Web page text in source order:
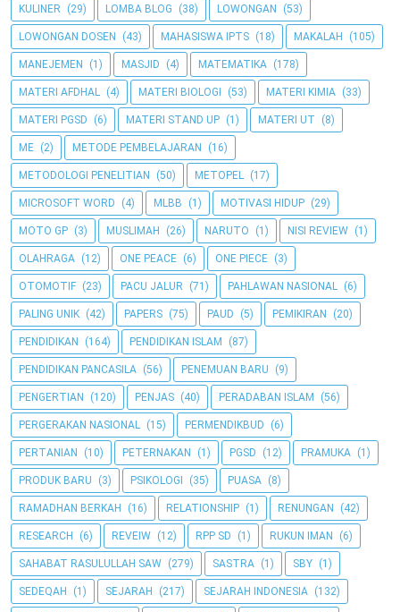
KULINER (29) LOMBA BLOG (38) LOWONGAN (53)
LOWONGAN DOSEN (43) MAHASISWA IPTS (18) MAKALAH (105)
MANEJEMEN (1) MASJID (4) MATEMATIKA (178)
MATERI AFDHAL (4) MATERI BIOLOGI (53) MATERI KIMIA (33)
MATERI PGSD (6) MATERI STAND UP (1) MATERI UT (8)
ME (2) METODE PEMBELAJARAN (16)
METODOLOGI PENELITIAN (50) METOPEL (17)
MICROSOFT WORD (4) MLBB (1) MOTIVASI HIDUP (29)
MOTO GP (3) MUSLIMAH (26) NARUTO (1) NISI REVIEW (1)
OLAHRAGA (12) ONE PEACE (6) ONE PIECE (3)
OTOMOTIF (23) PACU JALUR (71) PAHLAWAN NASIONAL (6)
PALING UNIK (42) PAPERS (75) PAUD (5) PEMIKIRAN (20)
PENDIDIKAN (164) PENDIDIKAN ISLAM (87)
PENDIDIKAN PANCASILA (56) PENEMUAN BARU (9)
PENGERTIAN (120) PENJAS (40) PERADABAN ISLAM (56)
PERGERAKAN NASIONAL (15) PERMENDIKBUD (6)
PERTANIAN (10) PETERNAKAN (1) PGSD (12) PRAMUKA (1)
PRODUK BARU (3) PSIKOLOGI (35) PUASA (8)
RAMADHAN BERKAH (16) RELATIONSHIP (1) RENUNGAN (42)
RESEARCH (6) REVEIW (12) RPP SD (1) RUKUN IMAN (6)
SAHABAT RASULULLAH SAW (279) SASTRA (1) SBY (1)
SEDEQAH (1) SEJARAH (217) SEJARAH INDONESIA (132)